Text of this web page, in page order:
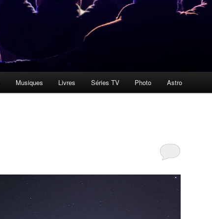
Musiques Livres Séries TV Photo Astro